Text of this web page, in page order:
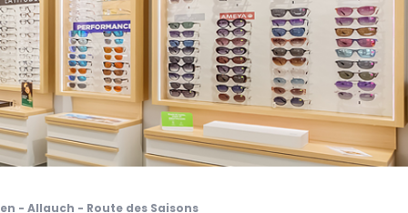
- Allauch - Route des Saisons